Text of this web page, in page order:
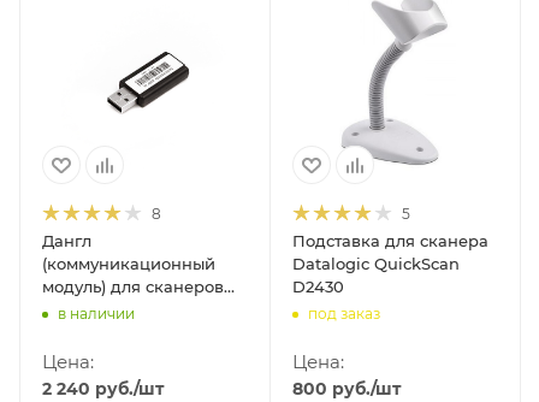
8
Дангл
(коммуникационный
модуль) для сканеров
Mertech CL-2300/CL-
в наличии
Цена:
2 240 руб./шт
5
Подставка для сканера
Datalogic QuickScan
D2430
под заказ
Цена:
800 руб./шт